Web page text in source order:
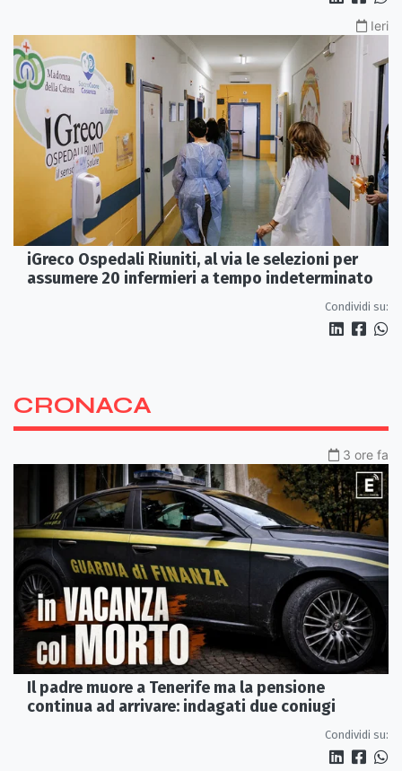
Ieri
iGreco Ospedali Riuniti, al via le selezioni per
assumere 20 infermieri a tempo indeterminato
Condividi su:
CRONACA
3 ore fa
Il padre muore a Tenerife ma la pensione
continua ad arrivare: indagati due coniugi
Condividi su: